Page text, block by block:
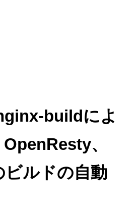
buildによ
、
ルドの自動